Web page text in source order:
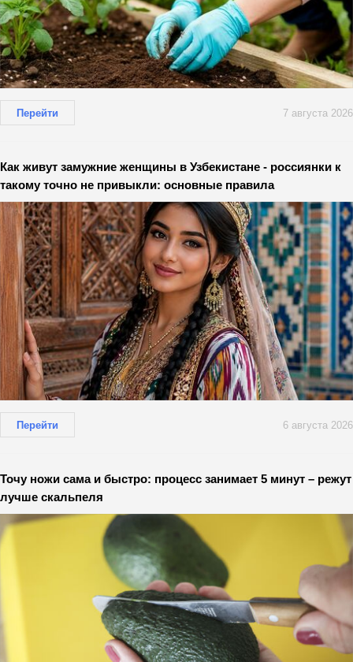
Перейти 7 августа 2026
Как живут замужние женщины в Узбекистане - россиянки к
такому точно не привыкли: основные правила
Перейти 6 августа 2026
Точу ножи сама и быстро: процесс занимает 5 минут – режут
лучше скальпеля